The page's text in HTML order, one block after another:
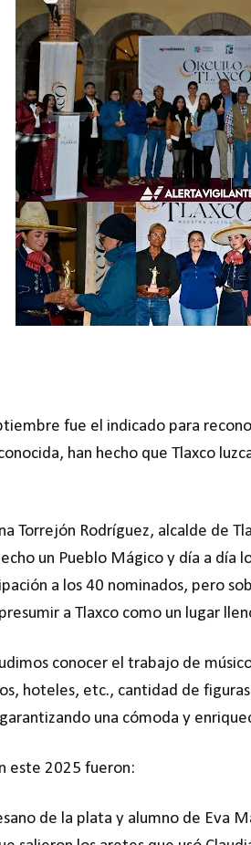
fue el indicado para
han hecho que Tlaxco
Torrejón Rodríguez, alcalde de
un Pueblo Mágico y día a día
a los 40 nominados, pero
a Tlaxco como un lugar
conocer el trabajo de
hoteles, etc., cantidad de
una cómoda y
este 2025 fueron:
de la plata y alumno de Eva